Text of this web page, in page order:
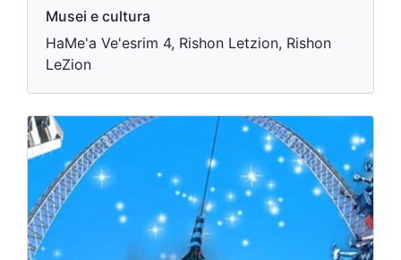
Musei e cultura
HaMe'a Ve'esrim 4, Rishon Letzion, Rishon
LeZion